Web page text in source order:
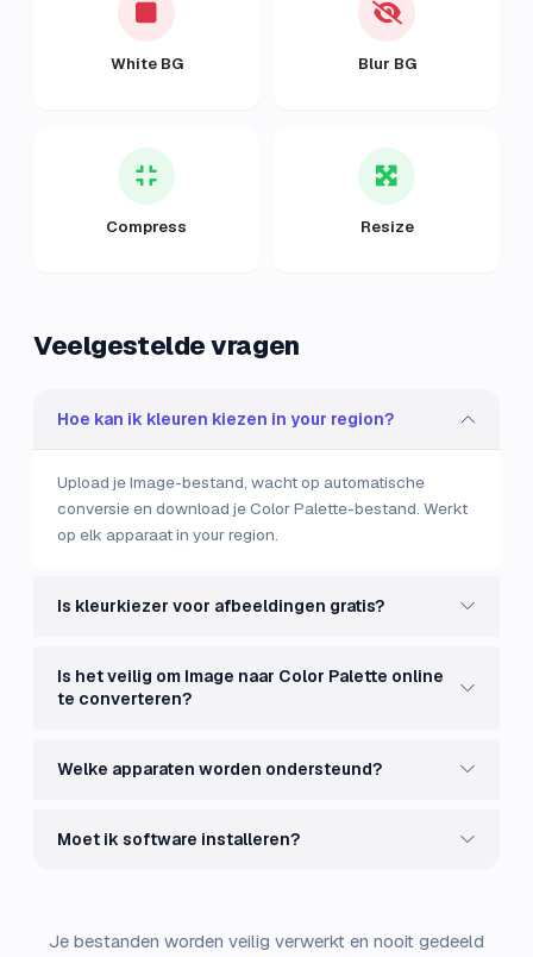
White BG Blur BG
Compress Resize
Veelgestelde vragen
Hoe kan ik kleuren kiezen in your region?
Upload je Image-bestand, wacht op automatische
conversie en download je Color Palette-bestand. Werkt
op elk apparaat in your region.
Is kleurkiezer voor afbeeldingen gratis?
Is het veilig om Image naar Color Palette online
te converteren?
Welke apparaten worden ondersteund?
Moet ik software installeren?
Je bestanden worden veilig verwerkt en nooit gedeeld